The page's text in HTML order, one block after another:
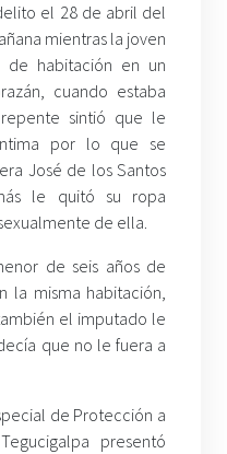
el 28 de abril del
mientras la joven
de habitación en un
cuando estaba
sintió que le
por lo que se
José de los Santos
le quitó su ropa
de ella.
de seis años de
la misma habitación,
el imputado le
que no le fuera a
de Protección a
presentó